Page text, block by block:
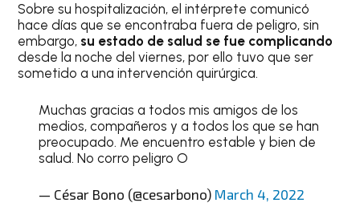
Sobre su hospitalización, el intérprete comunicó
hace días que se encontraba fuera de peligro, sin
embargo, su estado de salud se fue complicando
desde la noche del viernes, por ello tuvo que ser
sometido a una intervención quirúrgica.
Muchas gracias a todos mis amigos de los
medios, compañeros y a todos los que se han
preocupado. Me encuentro estable y bien de
salud. No corro peligro O
— César Bono (@cesarbono) March 4, 2022